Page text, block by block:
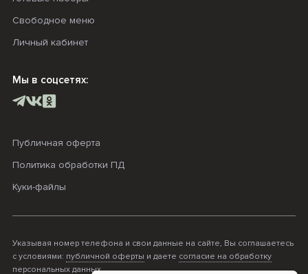
Свободное меню
Личный кабинет
Мы в соцсетях:
Публичная оферта
Политика обработки ПД
Куки-файлы
Указывая номер телефона и свои данные на сайте, Вы соглашаетесь
с условиями: публичной оферты и даете согласие на обработку
персональных данных.